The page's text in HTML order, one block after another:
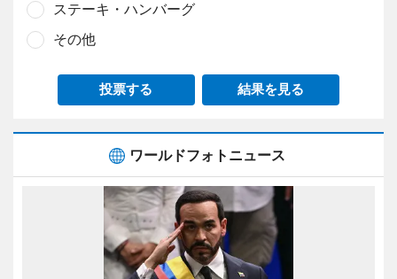
ステーキ・ハンバーグ
その他
投票する 結果を見る
ワールドフォトニュース